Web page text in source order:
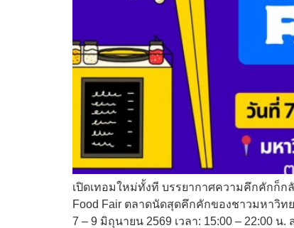
เปิดเทอมใหม่ทั้งที บรรยากาศความคึกคักก็ก
Food Fair ตลาดนัดสุดคึกคักของชาวมหาวิท
7 – 9 มิถุนายน 2569 เวลา: 15:00 – 22:00